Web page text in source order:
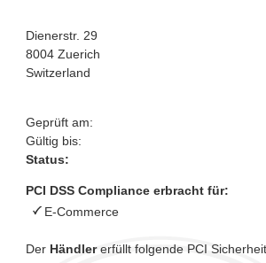
Dienerstr. 29
8004 Zuerich
Switzerland
Geprüft am:
Gültig bis:
Status:
PCI DSS Compliance erbracht für:
E-Commerce
Der Händlererfüllt folgende PCI